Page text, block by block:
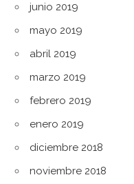
junio 2019
mayo 2019
abril 2019
marzo 2019
febrero 2019
enero 2019
diciembre 2018
noviembre 2018